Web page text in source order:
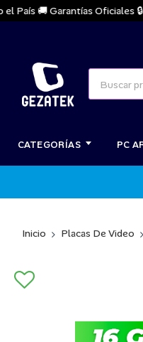
🚚 Garantías Oficiales 🔒
CATEGORÍAS PC
Inicio Placas De Video